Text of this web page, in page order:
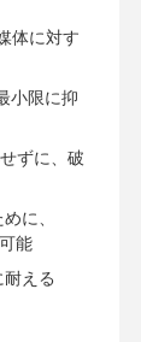
体に対す
小限に抑
ずに、破
に、
能
える